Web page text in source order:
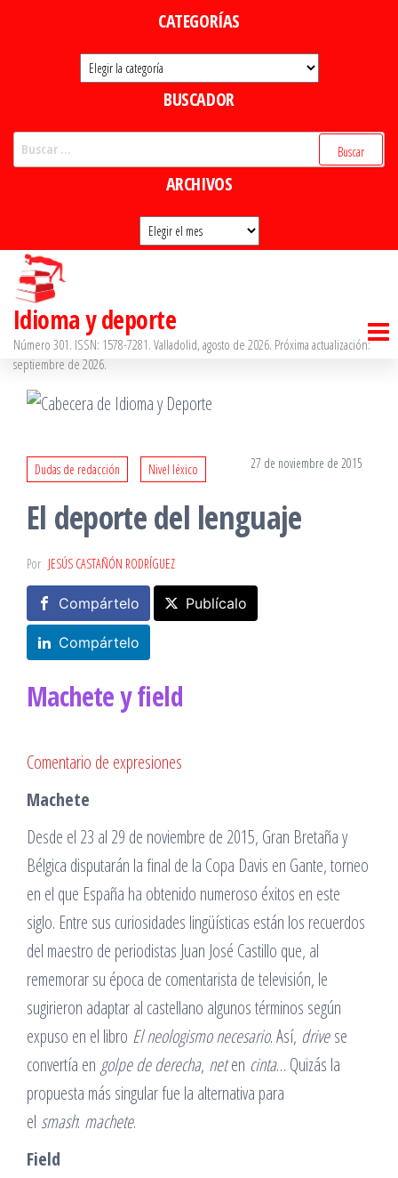
CATEGORÍAS
Categorías
BUSCADOR
ARCHIVOS
Archivos
Idioma y deporte
Número 301. ISSN: 1578-7281. Valladolid, agosto de 2026. Próxima actualización:
septiembre de 2026.
Dudas de redacción Nivel léxico 27 de noviembre de 2015
El deporte del lenguaje
Por JESÚS CASTAÑÓN RODRÍGUEZ
Compártelo Publícalo
Compártelo
Machetey field
Comentario de expresiones
Machete
Desde el 23 al 29 de noviembre de 2015, Gran Bretaña y
Bélgica disputarán la final de la Copa Davis en Gante, torneo
en el que España ha obtenido numeroso éxitos en este
siglo. Entre sus curiosidades lingüísticas están los recuerdos
del maestro de periodistas Juan José Castillo que, al
rememorar su época de comentarista de televisión, le
sugirieron adaptar al castellano algunos términos según
expuso en el libro El neologismo necesario. Así, drivese
convertía en golpe de derecha, neten cinta… Quizás la
propuesta más singular fue la alternativa para
el smash: machete.
Field